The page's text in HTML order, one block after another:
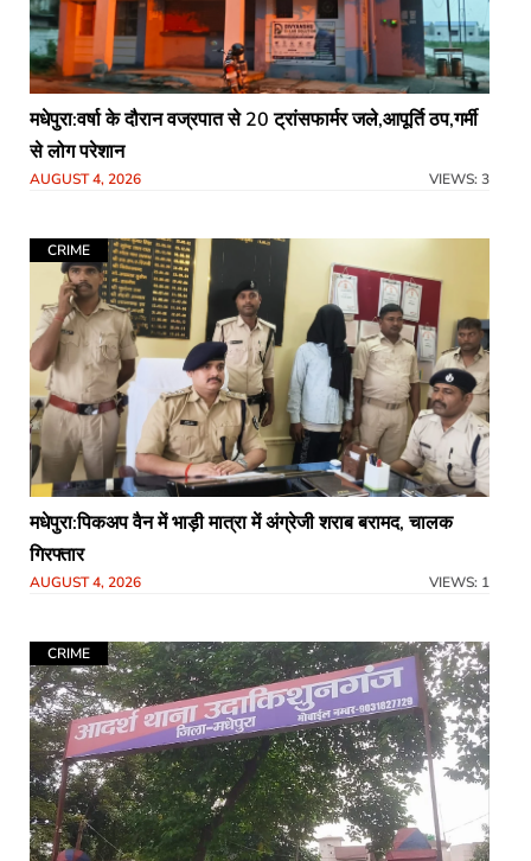
मधेपुरा:वर्षा के दौरान वज्रपात से 20 ट्रांसफार्मर जले,आपूर्ति ठप,गर्मी
से लोग परेशान
AUGUST 4, 2026 VIEWS: 3
CRIME
मधेपुरा:पिकअप वैन में भाड़ी मात्रा में अंग्रेजी शराब बरामद, चालक
गिरफ्तार
AUGUST 4, 2026 VIEWS: 1
CRIME